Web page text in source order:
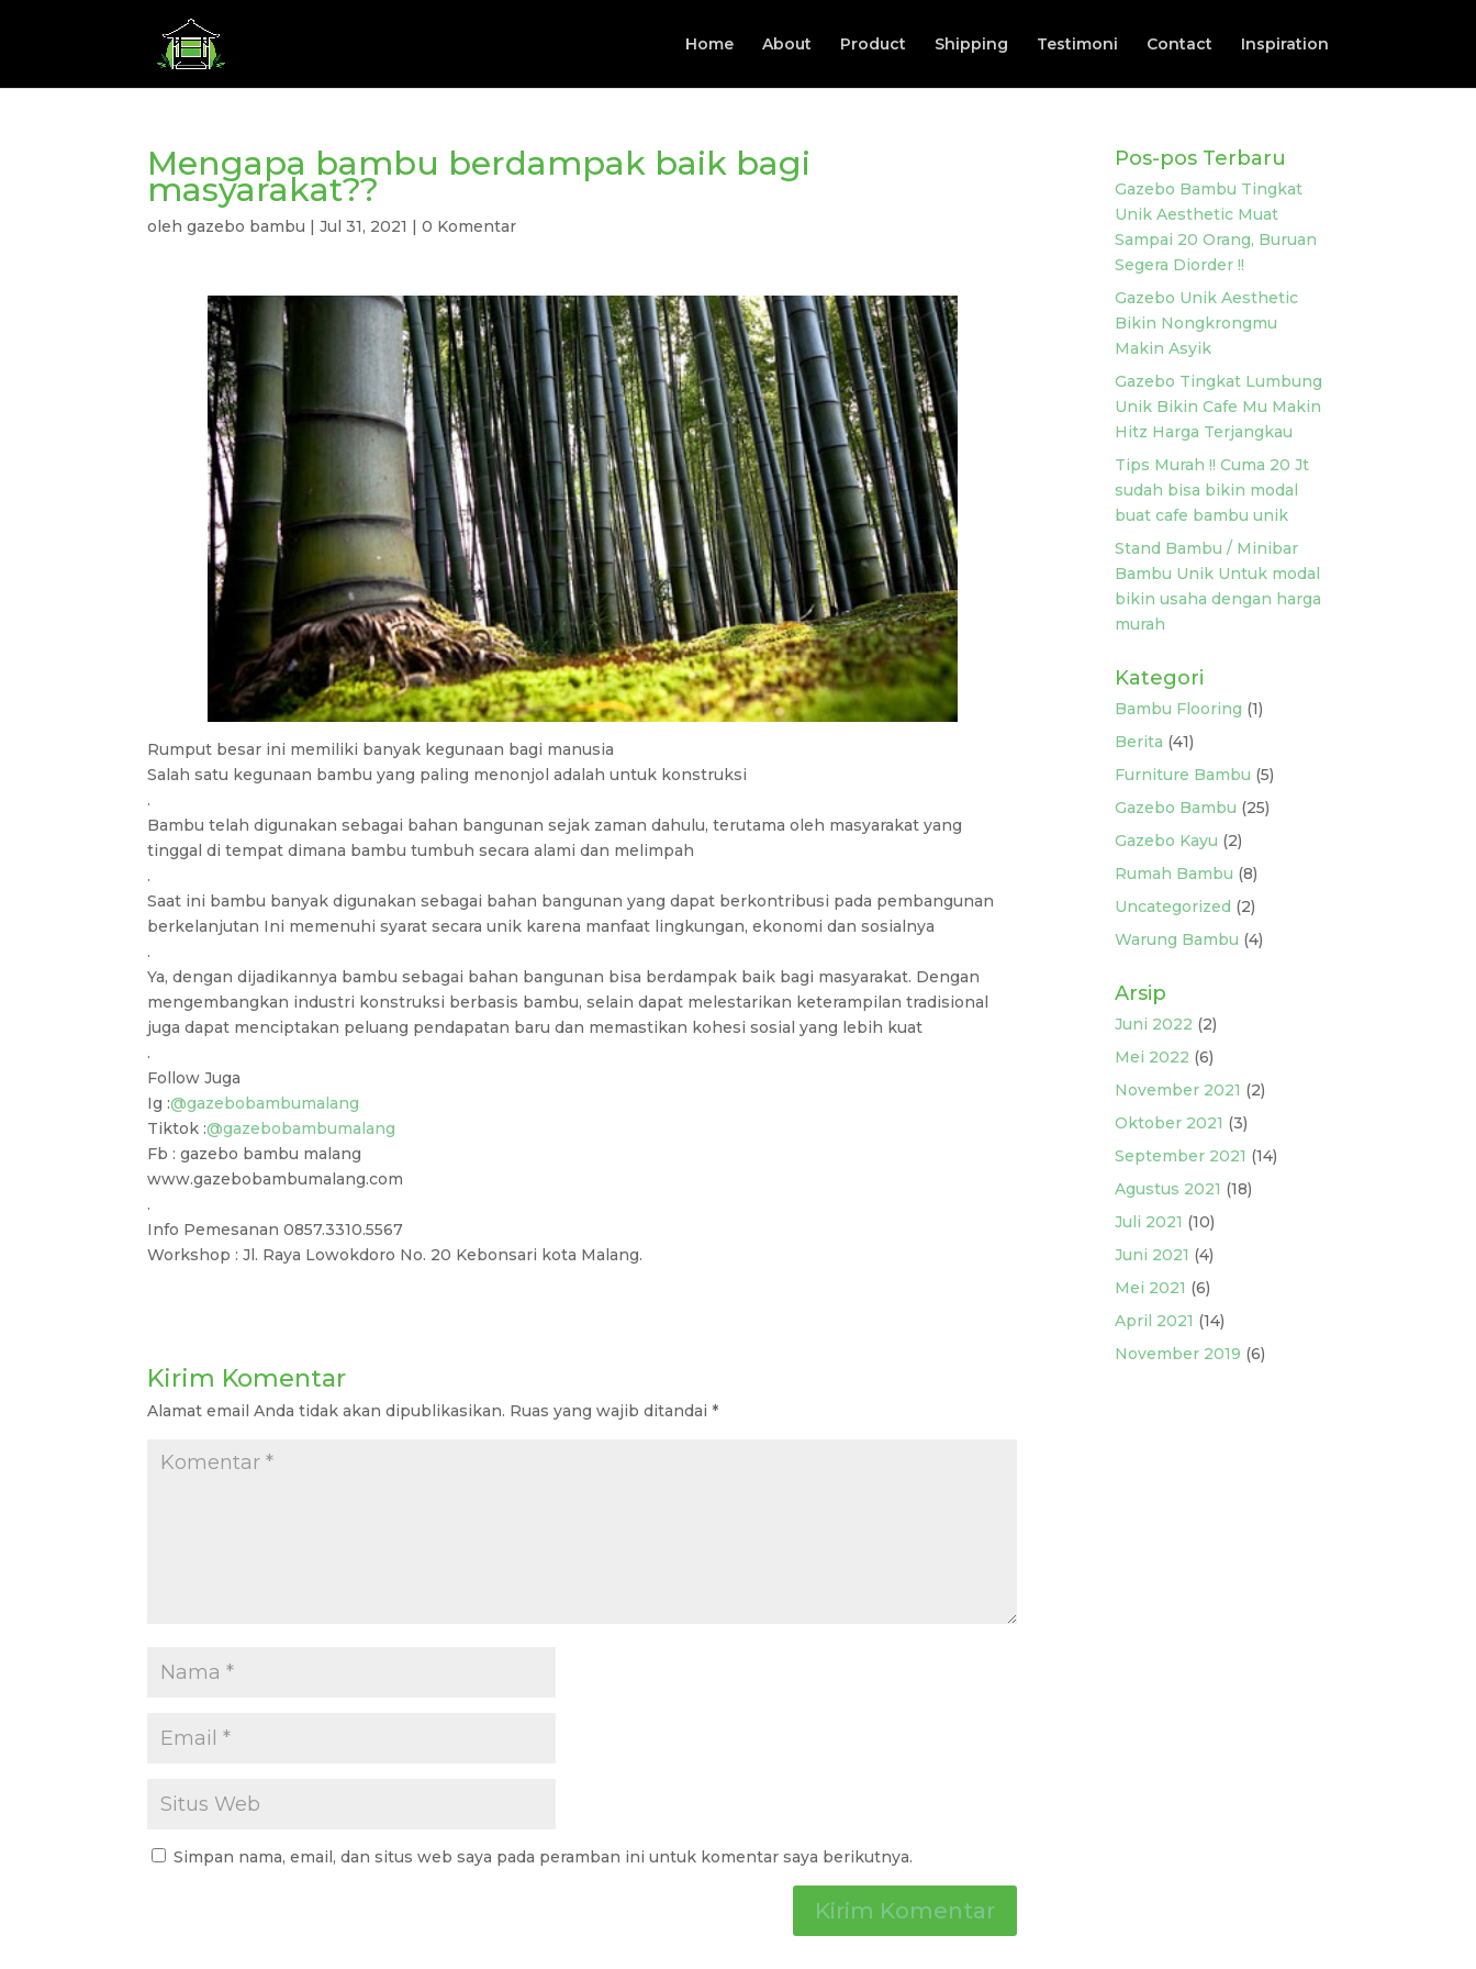
Home About Product Shipping Testimoni Contact Inspiration
Mengapa bambu berdampak baik bagi
masyarakat??
olehgazebo bambu |Jul 31, 2021 |0 Komentar
Rumput besar ini memiliki banyak kegunaan bagi manusia
Salah satu kegunaan bambu yang paling menonjol adalah untuk konstruksi
.
Bambu telah digunakan sebagai bahan bangunan sejak zaman dahulu, terutama oleh masyarakat yang
tinggal di tempat dimana bambu tumbuh secara alami dan melimpah
.
Saat ini bambu banyak digunakan sebagai bahan bangunan yang dapat berkontribusi pada pembangunan
berkelanjutan Ini memenuhi syarat secara unik karena manfaat lingkungan, ekonomi dan sosialnya
.
Ya, dengan dijadikannya bambu sebagai bahan bangunan bisa berdampak baik bagi masyarakat. Dengan
mengembangkan industri konstruksi berbasis bambu, selain dapat melestarikan keterampilan tradisional
juga dapat menciptakan peluang pendapatan baru dan memastikan kohesi sosial yang lebih kuat
.
Follow Juga
Ig :@gazebobambumalang
Tiktok :@gazebobambumalang
Fb : gazebo bambu malang
www.gazebobambumalang.com
.
Info Pemesanan 0857.3310.5567
Workshop : Jl. Raya Lowokdoro No. 20 Kebonsari kota Malang.
Kirim Komentar
Alamat email Anda tidak akan dipublikasikan. Ruas yang wajib ditandai*
Simpan nama, email, dan situs web saya pada peramban ini untuk komentar saya berikutnya.
Pos-pos Terbaru
Gazebo Bambu Tingkat
Unik Aesthetic Muat
Sampai 20 Orang, Buruan
Segera Diorder !!
Gazebo Unik Aesthetic
Bikin Nongkrongmu
Makin Asyik
Gazebo Tingkat Lumbung
Unik Bikin Cafe Mu Makin
Hitz Harga Terjangkau
Tips Murah !! Cuma 20 Jt
sudah bisa bikin modal
buat cafe bambu unik
Stand Bambu / Minibar
Bambu Unik Untuk modal
bikin usaha dengan harga
murah
Kategori
Bambu Flooring (1)
Berita (41)
Furniture Bambu (5)
Gazebo Bambu (25)
Gazebo Kayu (2)
Rumah Bambu (8)
Uncategorized (2)
Warung Bambu (4)
Arsip
Juni 2022 (2)
Mei 2022 (6)
November 2021 (2)
Oktober 2021 (3)
September 2021 (14)
Agustus 2021 (18)
Juli 2021 (10)
Juni 2021 (4)
Mei 2021 (6)
April 2021 (14)
November 2019 (6)